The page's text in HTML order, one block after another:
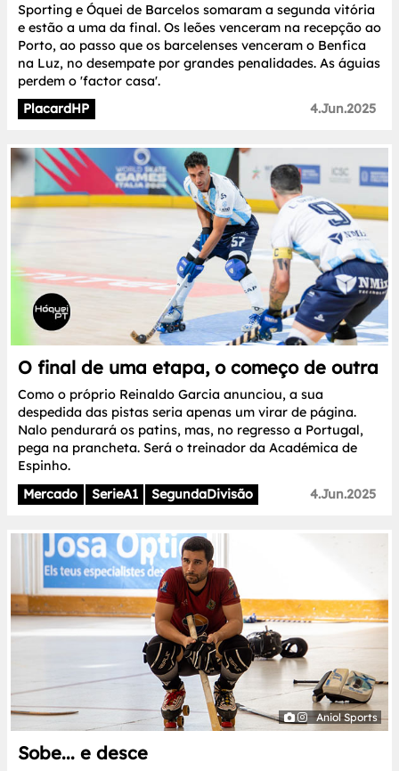
Sporting e Óquei de Barcelos somaram a segunda vitória
e estão a uma da final. Os leões venceram na recepção ao
Porto, ao passo que os barcelenses venceram o Benfica
na Luz, no desempate por grandes penalidades. As águias
perdem o 'factor casa'.
PlacardHP
4.Jun.2025
O final de uma etapa, o começo de outra
Como o próprio Reinaldo Garcia anunciou, a sua
despedida das pistas seria apenas um virar de página.
Nalo pendurará os patins, mas, no regresso a Portugal,
pega na prancheta. Será o treinador da Académica de
Espinho.
Mercado
SerieA1 SegundaDivisão 4.Jun.2025
Aniol Sports
Sobe... e desce